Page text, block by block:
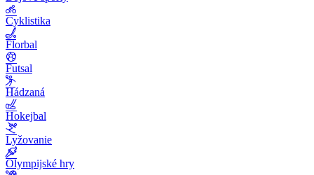
Cyklistika
Florbal
Futsal
Hádzaná
Hokejbal
Lyžovanie
Olympijské hry